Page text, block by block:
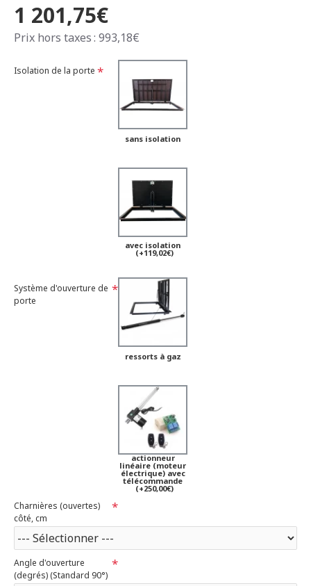
1 201,75€
Prix hors taxes : 993,18€
Isolation de la porte
sans isolation
avec isolation
(+119,02€)
Système d'ouverture de
porte
ressorts à gaz
actionneur
linéaire (moteur
électrique) avec
télécommande
(+250,00€)
Charnières (ouvertes)
côté, cm
Angle d'ouverture
(degrés) (Standard 90°)